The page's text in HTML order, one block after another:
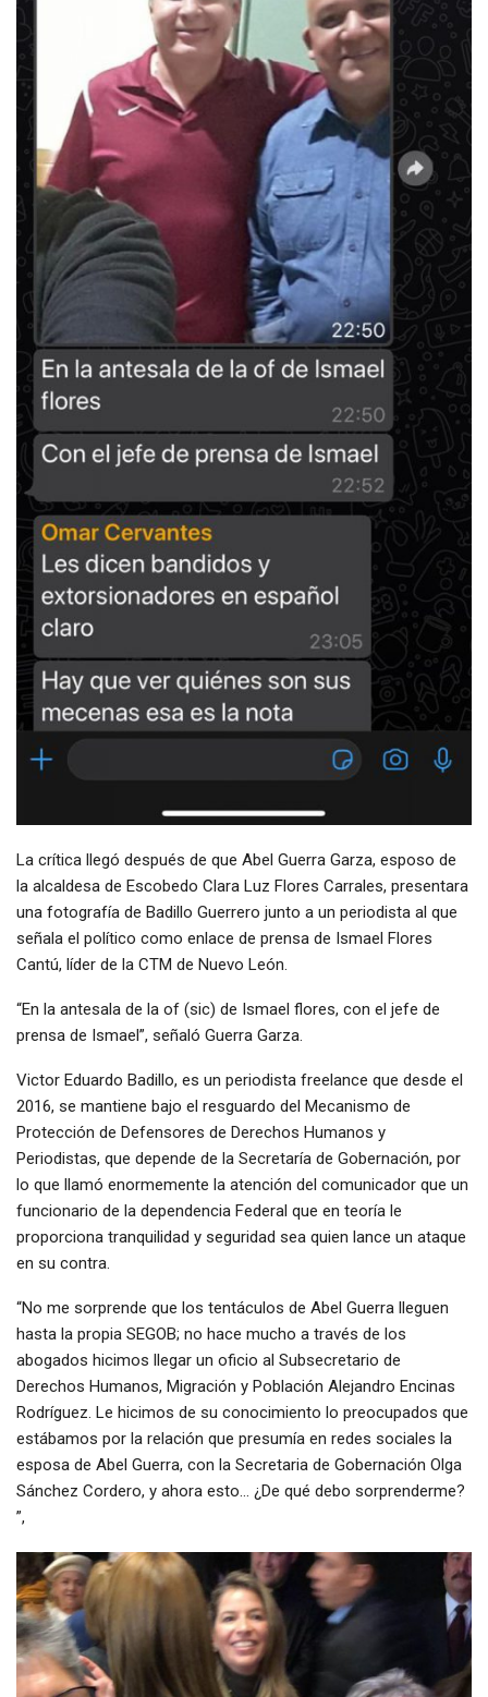
La crítica llegó después de que Abel Guerra Garza, esposo de
la alcaldesa de Escobedo Clara Luz Flores Carrales, presentara
una fotografía de Badillo Guerrero junto a un periodista al que
señala el político como enlace de prensa de Ismael Flores
Cantú, líder de la CTM de Nuevo León.
“En la antesala de la of (sic) de Ismael flores, con el jefe de
prensa de Ismael”, señaló Guerra Garza.
Victor Eduardo Badillo, es un periodista freelance que desde el
2016, se mantiene bajo el resguardo del Mecanismo de
Protección de Defensores de Derechos Humanos y
Periodistas, que depende de la Secretaría de Gobernación, por
lo que llamó enormemente la atención del comunicador que un
funcionario de la dependencia Federal que en teoría le
proporciona tranquilidad y seguridad sea quien lance un ataque
en su contra.
“No me sorprende que los tentáculos de Abel Guerra lleguen
hasta la propia SEGOB; no hace mucho a través de los
abogados hicimos llegar un oficio al Subsecretario de
Derechos Humanos, Migración y Población Alejandro Encinas
Rodríguez. Le hicimos de su conocimiento lo preocupados que
estábamos por la relación que presumía en redes sociales la
esposa de Abel Guerra, con la Secretaria de Gobernación Olga
Sánchez Cordero, y ahora esto… ¿De qué debo sorprenderme?
”,